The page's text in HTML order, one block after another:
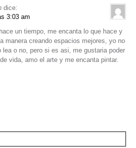
dice:
3:03 am
un tiempo, me encanta lo que hace y
manera creando espacios mejores, yo no
o no, pero si es asi, me gustaria poder
vida, amo el arte y me encanta pintar.